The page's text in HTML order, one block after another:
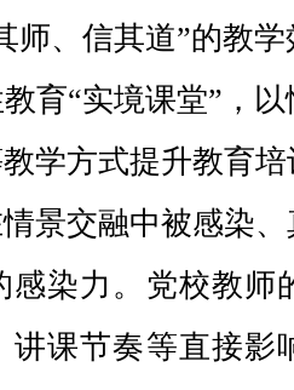
师、信其道”的教
育“实境课堂”，
学方式提升教育
景交融中被感染
感染力。党校教师
讲课节奏等直接影